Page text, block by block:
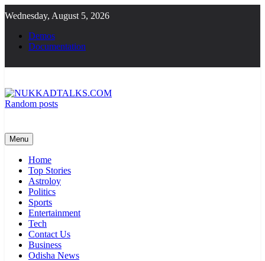
to
content
Wednesday, August 5, 2026
Demos
Documentation
Random posts
Menu
Home
Top Stories
Astroloy
Politics
Sports
Entertainment
Tech
Contact Us
Business
Odisha News